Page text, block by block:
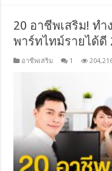
20 อาชีพเสริม! ทำ
พาร์ทไทม์รายได้ดี
อาชีพเสริม 1